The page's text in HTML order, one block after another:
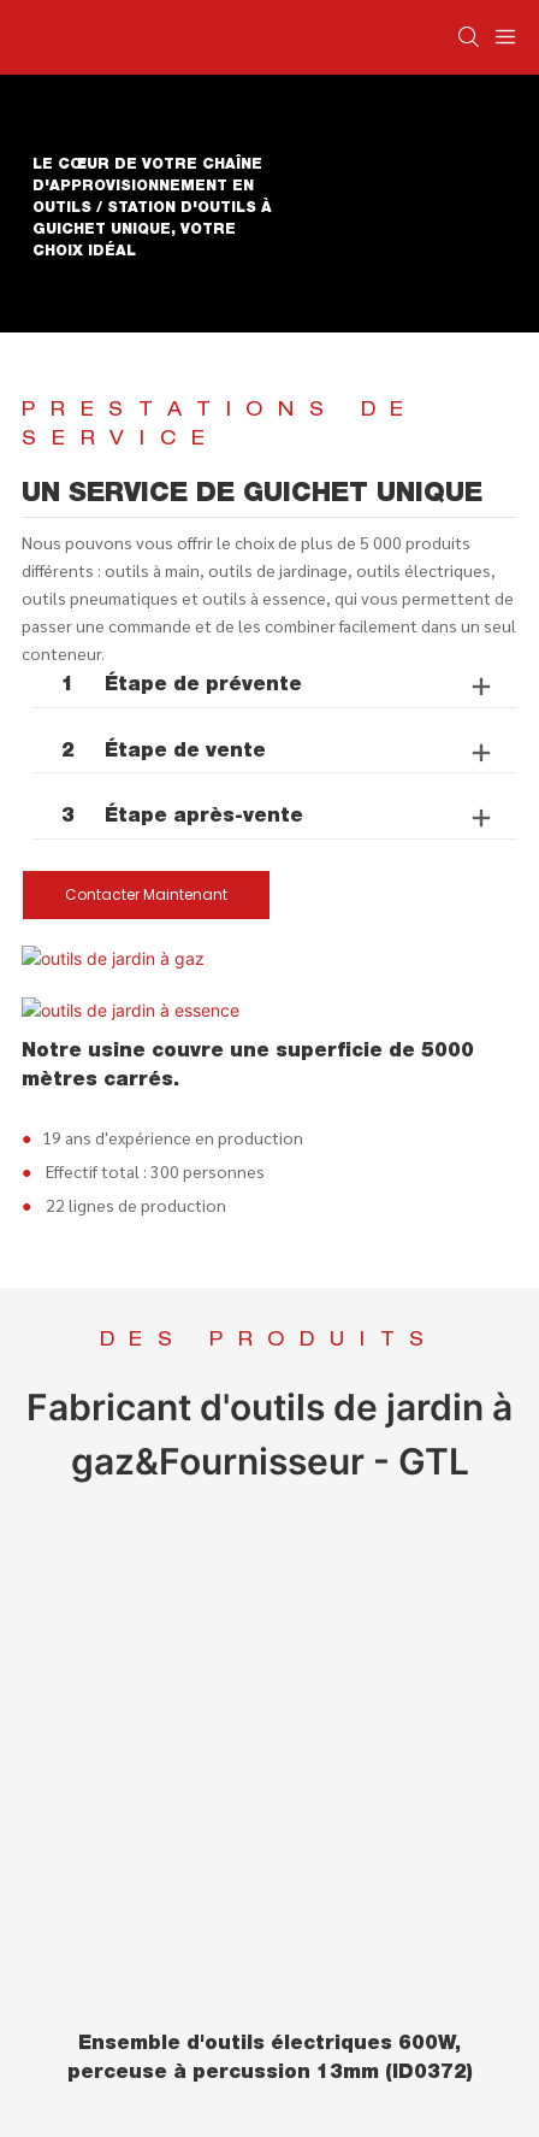
LE CŒUR DE VOTRE CHAÎNE
D'APPROVISIONNEMENT EN
OUTILS / STATION D'OUTILS À
GUICHET UNIQUE, VOTRE
CHOIX IDÉAL
PRESTATIONS DE
SERVICE
UN SERVICE DE GUICHET UNIQUE
Nous pouvons vous offrir le choix de plus de 5 000 produits
différents : outils à main, outils de jardinage, outils électriques,
outils pneumatiques et outils à essence, qui vous permettent de
passer une commande et de les combiner facilement dans un seul
conteneur.
1 Étape de prévente
2 Étape de vente
3 Étape après-vente
Contacter Maintenant
Notre usine couvre une superficie de 5000
mètres carrés.
● 19 ans d'expérience en production
●
Effectif total : 300 personnes
●
22 lignes de production
DES PRODUITS
Fabricant d'outils de jardin à
gaz&Fournisseur - GTL
Ensemble d'outils électriques 600W,
perceuse à percussion 13mm (ID0372)